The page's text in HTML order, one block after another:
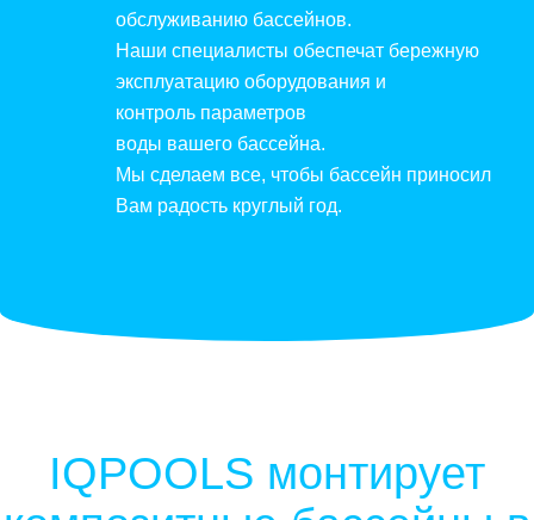
обслуживанию бассейнов.
Наши специалисты обеспечат бережную
эксплуатацию оборудования и
контроль параметров
воды вашего бассейна.
Мы сделаем все, чтобы бассейн приносил
Вам радость круглый год.
IQPOOLS монтирует